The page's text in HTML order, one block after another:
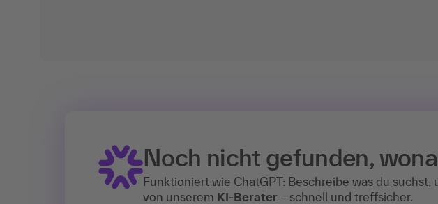
Noch nicht gefunden,
Funktioniert wie ChatGPT: Beschreibe was du
von unserem KI-Berater – schnell und treffsicher.